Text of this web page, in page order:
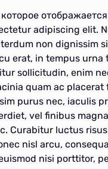
adipiscing elit.
non dignissim
erat, in tempus
sollicitudin, enim
quam ac
purus nec, iaculis
vel finibus
Curabitur luctus
nisl arcu,
nisi porttitor,